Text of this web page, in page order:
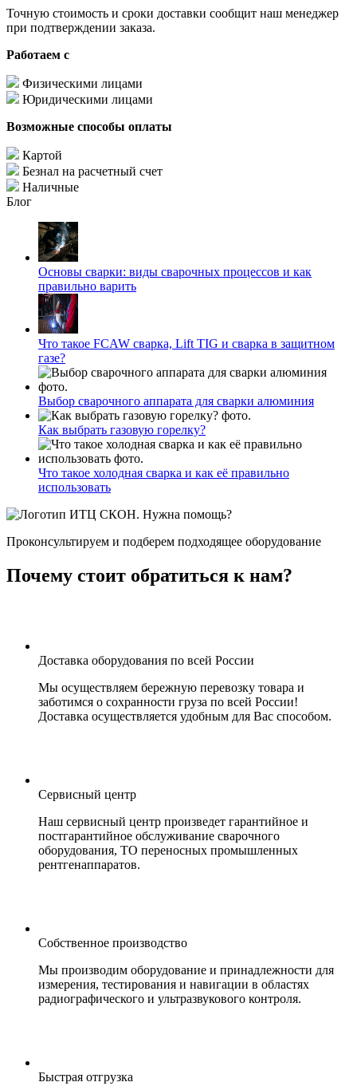
Точную стоимость и сроки доставки сообщит наш менеджер
при подтверждении заказа.
Работаем с
Физическими лицами
Юридическими лицами
Возможные способы оплаты
Картой
Безнал на расчетный счет
Наличные
Блог
Основы сварки: виды сварочных процессов и как
правильно варить
Что такое FCAW сварка, Lift TIG и сварка в защитном
газе?
Выбор сварочного аппарата для сварки алюминия
Как выбрать газовую горелку?
Что такое холодная сварка и как её правильно
использовать
Нужна помощь?
Проконсультируем и подберем подходящее оборудование
Почему стоит обратиться к нам?
Доставка оборудования по всей России
Мы осуществляем бережную перевозку товара и
заботимся о сохранности груза по всей России!
Доставка осуществляется удобным для Вас способом.
Сервисный центр
Наш сервисный центр произведет гарантийное и
постгарантийное обслуживание сварочного
оборудования, ТО переносных промышленных
рентгенаппаратов.
Собственное производство
Мы производим оборудование и принадлежности для
измерения, тестирования и навигации в областях
радиографического и ультразвукового контроля.
Быстрая отгрузка